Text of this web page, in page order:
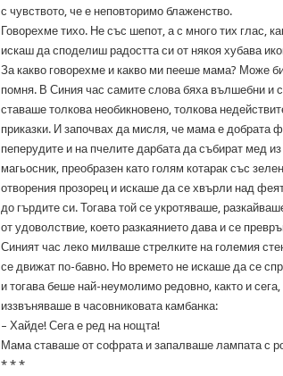
с чувството, че е неповторимо блаженство.
Говорехме тихо. Не със шепот, а с много тих глас,
искаш да споделиш радостта си от някоя хубава
За какво говорехме и какво ми пееше мама? Може
помня. В Синия час самите слова бяха вълшебни и
ставаше толкова необикновено, толкова
приказки. И започвах да мисля, че мама е добрата
пеперудите и на пчелите дарбата да събират мед
магьосник, преобразен като голям котарак със
отворения прозорец и искаше да се хвърли над
до гърдите си. Тогава той се укротяваше,
от удоволствие, което разкаянието дава и се
Синият час леко милваше стрелките на големия
се движат по-бавно. Но времето не искаше да се
и тогава беше най-неумолимо редовно, както и
иззвъняваше в часовниковата камбанка:
– Хайде! Сега е ред на нощта!
Мама ставаше от софрата и запалваше лампата с
* * *